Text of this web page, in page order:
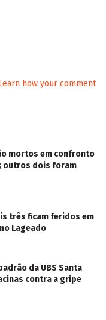
how your comment
mortos em confronto
outros dois foram
três ficam feridos em
Lageado
da UBS Santa
contra a gripe